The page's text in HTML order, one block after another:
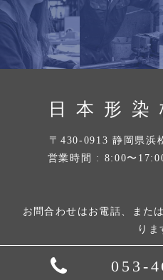
日本形染
〒430-0913 静岡県浜
営業時間 : 8:00〜
お問合わせはお電話、また
りま
053-